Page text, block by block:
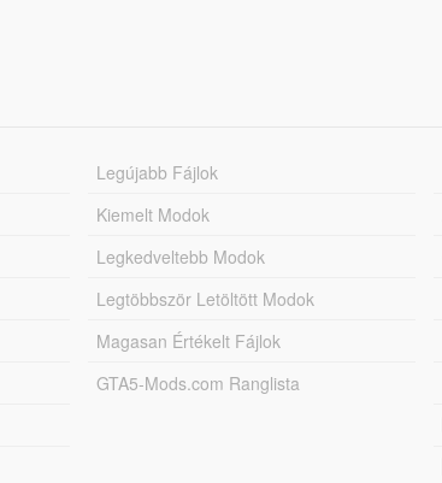
Legújabb Fájlok
Kiemelt Modok
Legkedveltebb Modok
Legtöbbször Letöltött Modok
Magasan Értékelt Fájlok
GTA5-Mods.com Ranglista